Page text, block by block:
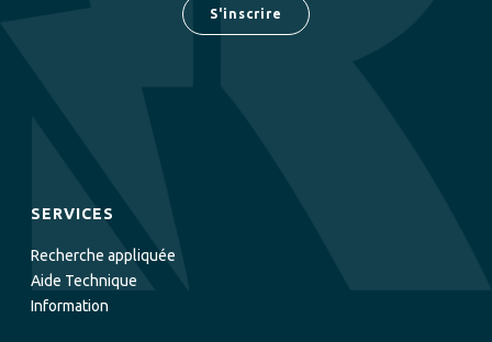
S'inscrire
SERVICES
Recherche appliquée
Aide Technique
Information